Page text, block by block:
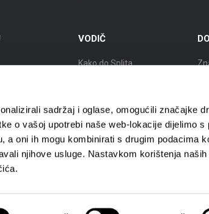
sadržaj i oglase, omogućili značajke
o vašoj upotrebi naše web-lokacije dijelimo s
a oni ih mogu kombinirati s drugim podacima
njihove usluge. Nastavkom korištenja
karta Splita
VODIČ
Kako do Splita
Mobilnost
Turističke agencije
Turistički vodiči